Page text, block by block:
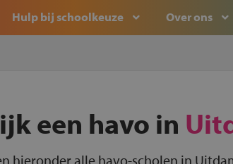
Hulp bij schoolkeuze Over ons
een havo in
hieronder alle havo-scholen in